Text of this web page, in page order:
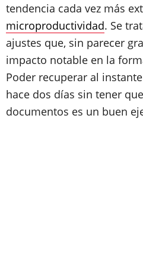
tendencia cada vez más
microproductividad. Se
ajustes que, sin parecer
impacto notable en la
Poder recuperar al
hace dos días sin tener
documentos es un buen